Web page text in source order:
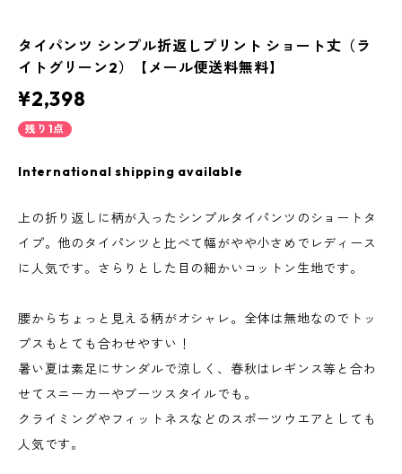
タイパンツ シンプル折返しプリント ショート丈（ラ
イトグリーン2）【メール便送料無料】
¥2,398
残り1点
International shipping available
上の折り返しに柄が入ったシンプルタイパンツのショートタ
イプ。他のタイパンツと比べて幅がやや小さめでレディース
に人気です。さらりとした目の細かいコットン生地です。
腰からちょっと見える柄がオシャレ。全体は無地なのでトッ
プスもとても合わせやすい！
暑い夏は素足にサンダルで涼しく、春秋はレギンス等と合わ
せてスニーカーやブーツスタイルでも。
クライミングやフィットネスなどのスポーツウエアとしても
人気です。